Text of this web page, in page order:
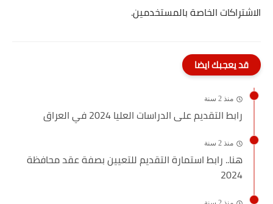
الاشتراكات الخاصة بالمستخدمين.
قد يعجبك ايضا
منذ 2 سنة
رابط التقديم على الدراسات العليا 2024 في العراق
منذ 2 سنة
هنا.. رابط استمارة التقديم للتعيين بصفة عقد محافظة
2024